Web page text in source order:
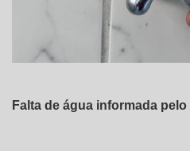
Falta de água informada pelo